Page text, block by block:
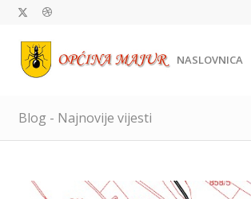
NASLOVNICA
Blog - Najnovije vijesti